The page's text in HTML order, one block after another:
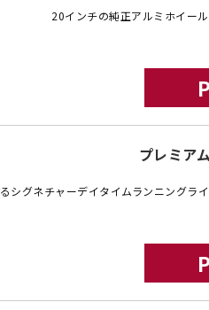
20インチの純正アルミホイー
プレミア
シグネチャーデイタイムランニングラ